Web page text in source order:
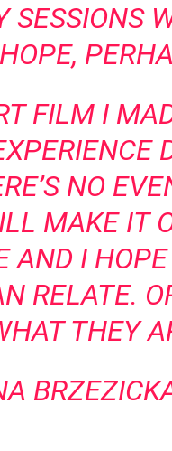
FILM I
NO
MAKE IT
AND I
RELATE.
THEY